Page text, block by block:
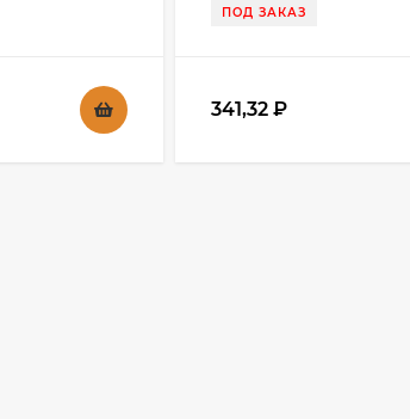
ПОД ЗАКАЗ
341,32 ₽